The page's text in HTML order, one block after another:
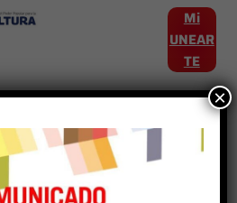
Mi
UNEAR
TE
×